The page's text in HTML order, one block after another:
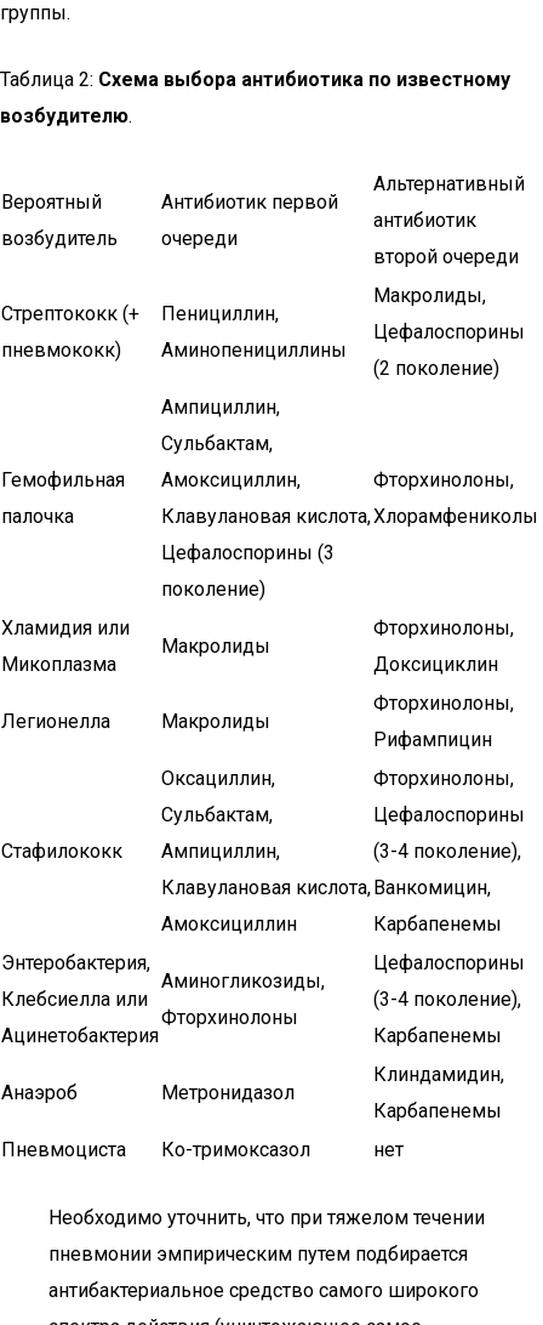
группы.
Таблица 2: Схема выбора антибиотика по известному
возбудителю.
Вероятный
возбудитель
Антибиотик первой
очереди
Альтернативный
антибиотик
второй очереди
Стрептококк (+
пневмококк)
Пенициллин,
Аминопенициллины
Макролиды,
Цефалоспорины
(2 поколение)
Гемофильная
палочка
Ампициллин,
Сульбактам,
Амоксициллин,
Клавулановая кислота,
Цефалоспорины (3
поколение)
Фторхинолоны,
Хлорамфениколы
Хламидия или
Микоплазма
Макролиды
Фторхинолоны,
Доксициклин
Легионелла Макролиды
Фторхинолоны,
Рифампицин
Стафилококк
Оксациллин,
Сульбактам,
Ампициллин,
Клавулановая кислота,
Амоксициллин
Фторхинолоны,
Цефалоспорины
(3-4 поколение),
Ванкомицин,
Карбапенемы
Энтеробактерия,
Клебсиелла или
Ацинетобактерия
Аминогликозиды,
Фторхинолоны
Цефалоспорины
(3-4 поколение),
Карбапенемы
Анаэроб Метронидазол
Клиндамидин,
Карбапенемы
Пневмоциста
Ко-тримоксазол нет
Необходимо уточнить, что при тяжелом течении
пневмонии эмпирическим путем подбирается
антибактериальное средство самого широкого